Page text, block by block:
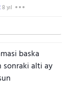
8 yıl
baska
sonraki alti ay